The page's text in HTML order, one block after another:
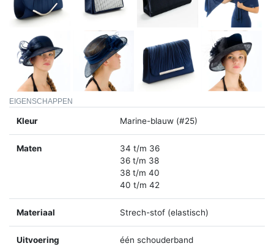
EIGENSCHAPPEN
Kleur Marine-blauw (#25)
Maten
34 t/m 36
36 t/m 38
38 t/m 40
40 t/m 42
Materiaal Strech-stof (elastisch)
Uitvoering
één schouderband